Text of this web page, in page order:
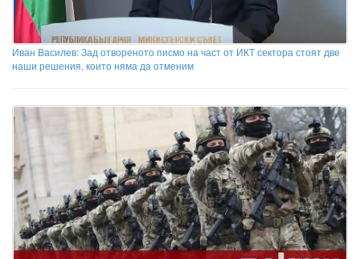
Иван Василев: Зад отвореното писмо на част от ИКТ сектора стоят две
наши решения, които няма да отменим